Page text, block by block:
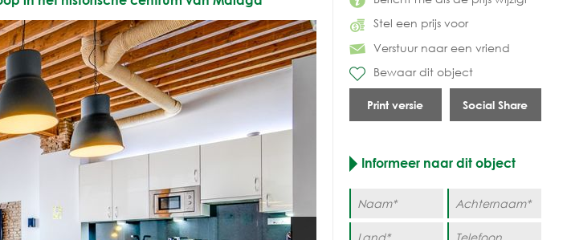
Stel een prijs voor
Verstuur naar een vriend
Bewaar dit object
Print versie Social Share
Informeer naar dit object